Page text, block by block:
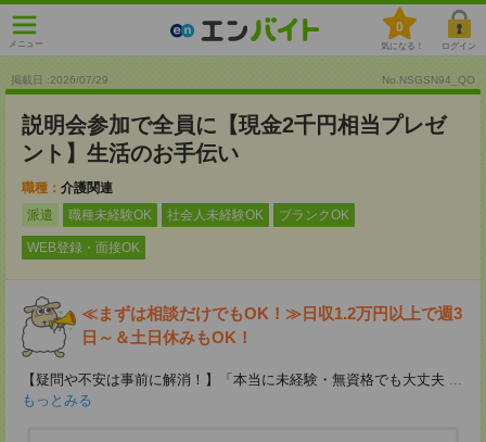
メニュー
0
気になる！ ログイン
掲載日 :2026/07/29 No.NSGSN94_QO
説明会参加で全員に【現金2千円相当プレゼ
ント】生活のお手伝い
職種： 介護関連
派遣
職種未経験OK 社会人未経験OK ブランクOK
WEB登録・面接OK
≪まずは相談だけでもOK！≫日収1.2万円以上で週3
日～＆土日休みもOK！
【疑問や不安は事前に解消！】「本当に未経験・無資格でも大丈夫 ...
もっとみる